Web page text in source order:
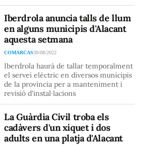
Iberdrola anuncia talls de llum
en alguns municipis d'Alacant
aquesta setmana
COMARCAS30/08/2022
Iberdrola haurà de tallar temporalment
el servei elèctric en diversos municipis
de la província per a manteniment i
revisió d'instal·lacions
La Guàrdia Civil troba els
cadàvers d'un xiquet i dos
adults en una platja d'Alacant